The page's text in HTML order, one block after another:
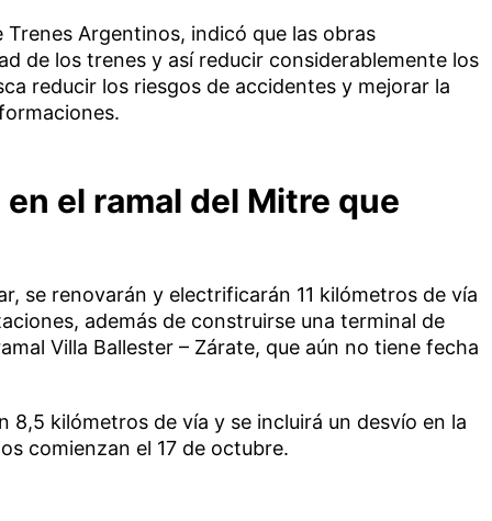
Argentinos, indicó que las obras
de los trenes y así reducir considerablemente los
reducir los riesgos de accidentes y mejorar la
el ramal del Mitre que
se renovarán y electrificarán 11 kilómetros de vía
además de construirse una terminal de
Villa Ballester – Zárate, que aún no tiene fecha
8,5 kilómetros de vía y se incluirá un desvío en la
comienzan el 17 de octubre.